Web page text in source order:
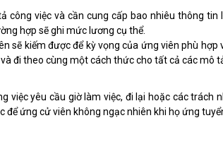
công việc và cần cung cấp bao nhiêu thông
hợp sẽ ghi mức lương cụ thể.
sẽ kiếm được để kỳ vọng của ứng viên phù
đi theo cùng một cách thức cho tất cả các mô
yêu cầu giờ làm việc, đi lại hoặc các
ứng cử viên không ngạc nhiên khi họ ứng